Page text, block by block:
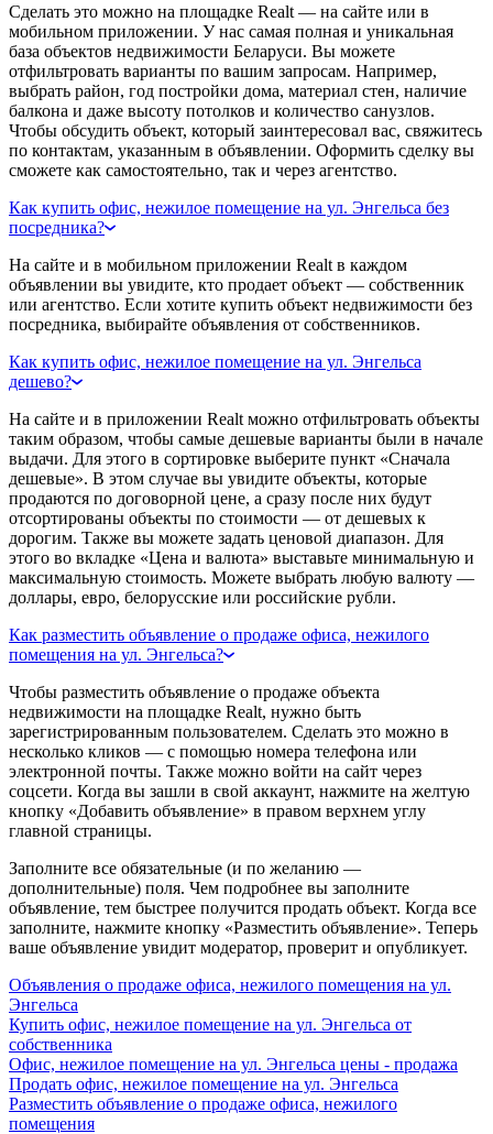
Сделать это можно на площадке Realt — на сайте или в
мобильном приложении. У нас самая полная и уникальная
база объектов недвижимости Беларуси. Вы можете
отфильтровать варианты по вашим запросам. Например,
выбрать район, год постройки дома, материал стен, наличие
балкона и даже высоту потолков и количество санузлов.
Чтобы обсудить объект, который заинтересовал вас, свяжитесь
по контактам, указанным в объявлении. Оформить сделку вы
сможете как самостоятельно, так и через агентство.
Как купить офис, нежилое помещение на ул. Энгельса без
посредника?
На сайте и в мобильном приложении Realt в каждом
объявлении вы увидите, кто продает объект — собственник
или агентство. Если хотите купить объект недвижимости без
посредника, выбирайте объявления от собственников.
Как купить офис, нежилое помещение на ул. Энгельса
дешево?
На сайте и в приложении Realt можно отфильтровать объекты
таким образом, чтобы самые дешевые варианты были в начале
выдачи. Для этого в сортировке выберите пункт «Сначала
дешевые». В этом случае вы увидите объекты, которые
продаются по договорной цене, а сразу после них будут
отсортированы объекты по стоимости — от дешевых к
дорогим. Также вы можете задать ценовой диапазон. Для
этого во вкладке «Цена и валюта» выставьте минимальную и
максимальную стоимость. Можете выбрать любую валюту —
доллары, евро, белорусские или российские рубли.
Как разместить объявление о продаже офиса, нежилого
помещения на ул. Энгельса?
Чтобы разместить объявление о продаже объекта
недвижимости на площадке Realt, нужно быть
зарегистрированным пользователем. Сделать это можно в
несколько кликов — с помощью номера телефона или
электронной почты. Также можно войти на сайт через
соцсети. Когда вы зашли в свой аккаунт, нажмите на желтую
кнопку «Добавить объявление» в правом верхнем углу
главной страницы.
Заполните все обязательные (и по желанию —
дополнительные) поля. Чем подробнее вы заполните
объявление, тем быстрее получится продать объект. Когда все
заполните, нажмите кнопку «Разместить объявление». Теперь
ваше объявление увидит модератор, проверит и опубликует.
Объявления о продаже офиса, нежилого помещения на ул.
Энгельса
Купить офис, нежилое помещение на ул. Энгельса от
собственника
Офис, нежилое помещение на ул. Энгельса цены - продажа
Продать офис, нежилое помещение на ул. Энгельса
Разместить объявление о продаже офиса, нежилого
помещения